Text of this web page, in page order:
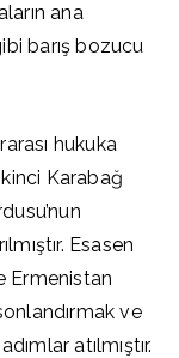
ana
barış bozucu
hukuka
Karabağ
Esasen
Ermenistan
ve
atılmıştır.